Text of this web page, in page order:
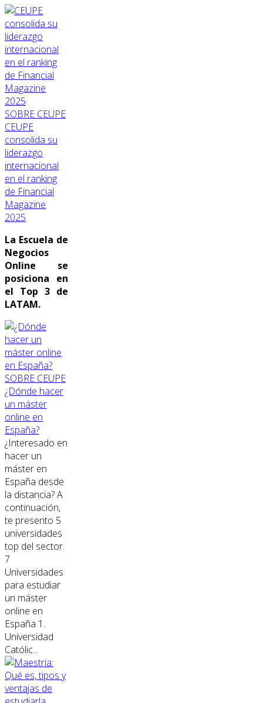
SOBRE CEUPE
CEUPE
consolida su
liderazgo
internacional
en el ranking
de Financial
Magazine
2025
La Escuela de
Negocios
Online se
posiciona en
el Top 3 de
LATAM.
SOBRE CEUPE
¿Dónde hacer
un máster
online en
España?
¿Interesado en
hacer un
máster en
España desde
la distancia? A
continuación,
te presento 5
universidades
top del sector.
7
Universidades
para estudiar
un máster
online en
España 1.
Universidad
Católic...